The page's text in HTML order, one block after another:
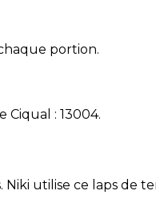
portion.
Ciqual : 13004.
utilise ce laps de